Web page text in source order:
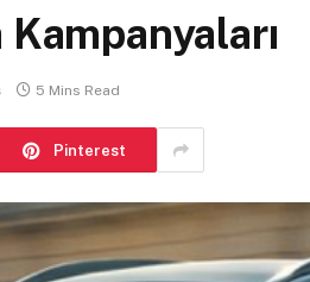
Kampanyaları
5 Mins Read
Pinterest